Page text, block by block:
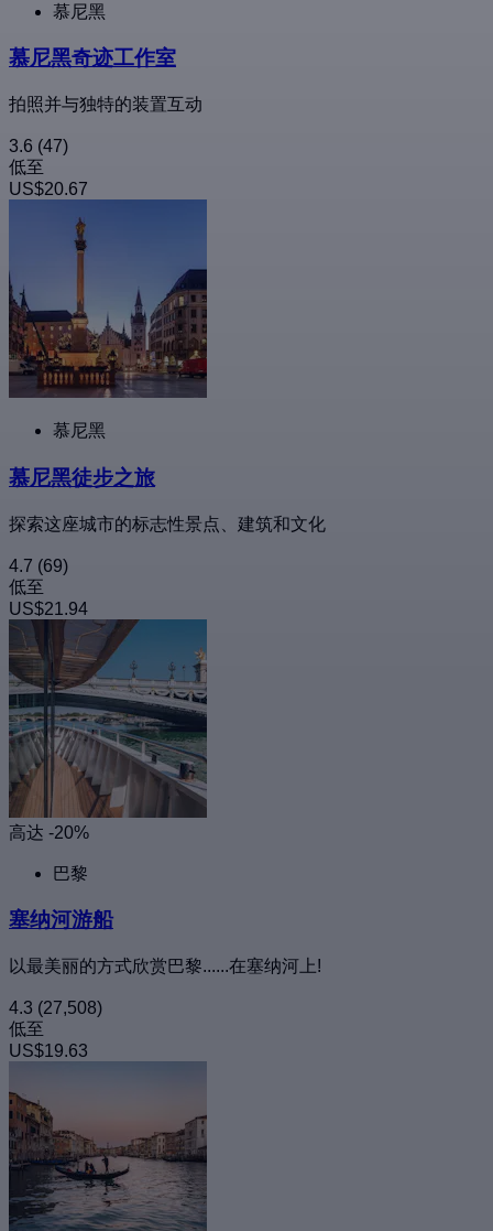
慕尼黑
慕尼黑奇迹工作室
拍照并与独特的装置互动
3.6 (47)
低至
US$20.67
慕尼黑
慕尼黑徒步之旅
探索这座城市的标志性景点、建筑和文化
4.7 (69)
低至
US$21.94
高达 -20%
巴黎
塞纳河游船
以最美丽的方式欣赏巴黎......在塞纳河上!
4.3 (27,508)
低至
US$19.63